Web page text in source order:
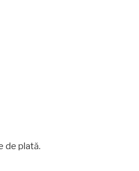
de plată.